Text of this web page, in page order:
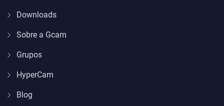
Downloads
Sobre a Gcam
Grupos
HyperCam
Blog